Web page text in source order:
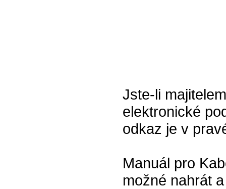
Jste-li
elektronické
odkaz je v
Manuál pro
možné nahrát